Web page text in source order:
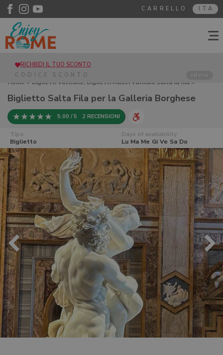
ITA
CARRELLO
RICHIEDI IL TUO SCONTO
INVIA
Home > Biglietti Vaticano, Biglietti Musei Vaticani Salta la fila >
Biglietto Salta Fila per la Galleria Borghese
5.00 / 5 2 RECENSIONI
Days of availability
Lu Ma Me Gi Ve Sa Do
Tipo
Biglietto